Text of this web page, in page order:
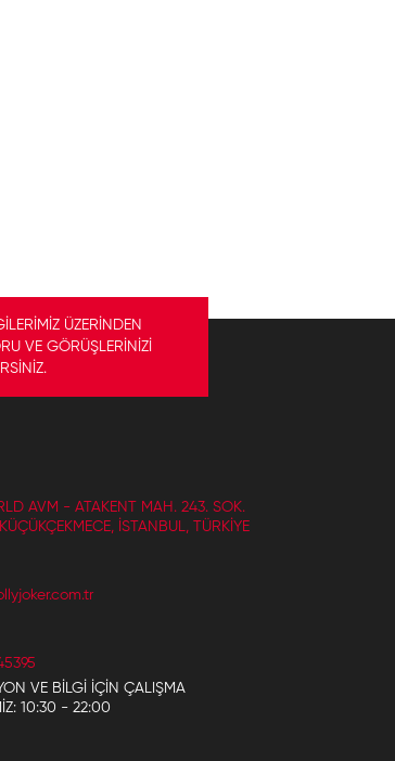
ÜZERİNDEN
VE GÖRÜŞLERİNİZİ
AVM - ATAKENT MAH. 243. SOK.
İSTANBUL, TÜRKIYE
VE BILGI IÇIN ÇALIŞMA
10:30 - 22:00